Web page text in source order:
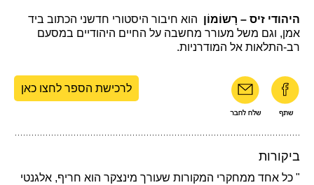
היהודי זיס – רָשוֹמוֹן הוא חיבור היסטורי חדשני הכתוב ביד
אמן, וגם משל מעורר מחשבה על החיים היהודיים במסעם
רב-התלאות אל המודרניות.
לרכישת הספר לחצו כאן
ביקורות
" כל אחד ממחקרי המקורות שעורך מינצקר הוא חריף, אלגנטי